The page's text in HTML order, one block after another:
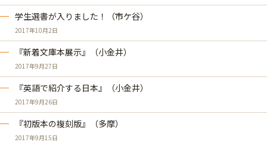
学生選書が入りました！（市ケ谷）
2017年10月2日
『新着文庫本展示』（小金井）
2017年9月27日
『英語で紹介する日本』（小金井）
2017年9月26日
『初版本の複刻版』（多摩）
2017年9月15日